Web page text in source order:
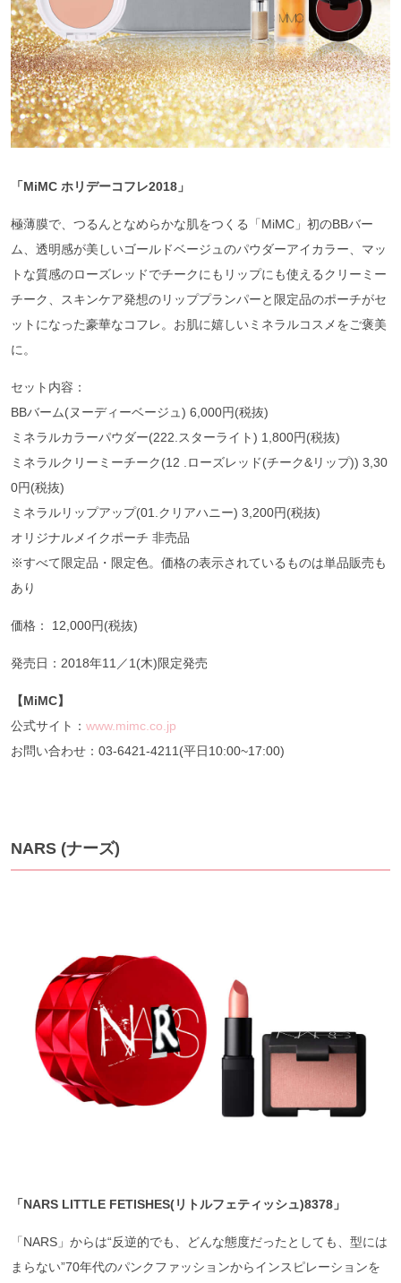
「MiMC ホリデーコフレ2018 」
極薄膜で、つるんとなめらかな肌をつくる「MiMC」初のBBバー
ム、透明感が美しいゴールドベージュのパウダーアイカラー、マッ
トな質感のローズレッドでチークにもリップにも使えるクリーミー
チーク、スキンケア発想のリッププランパーと限定品のポーチがセ
ットになった豪華なコフレ。お肌に嬉しいミネラルコスメをご褒美
に。
セット内容：
BBバーム(ヌーディーベージュ) 6,000円(税抜)
ミネラルカラーパウダー(222.スターライト) 1,800円(税抜)
ミネラルクリーミーチーク(12 .ローズレッド(チーク&リップ)) 3,30
0円(税抜)
ミネラルリップアップ(01.クリアハニー) 3,200円(税抜)
オリジナルメイクポーチ 非売品
※すべて限定品・限定色。価格の表示されているものは単品販売も
あり
価格： 12,000円(税抜)
発売日：2018年11／1(木)限定発売
【MiMC】
公式サイト： www.mimc.co.jp
お問い合わせ：03-6421-4211(平日10:00~17:00)
NARS (ナーズ)
「NARS LITTLE FETISHES(リトルフェティッシュ)8378 」
「NARS」からは“反逆的でも、どんな態度だったとしても、型には
まらない”70年代のパンクファッションからインスピレーションを